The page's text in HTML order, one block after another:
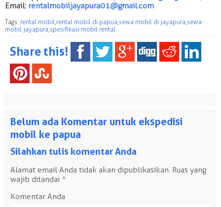
Email: rentalmobiljayapura01@gmail.com
Tags: rental mobil rental mobil di papua sewa mobil di jayapura sewa
mobil jayapura spesifikasi mobil rental
Share this!
Belum ada Komentar untuk ekspedisi
mobil ke papua
Silahkan tulis komentar Anda
Alamat email Anda tidak akan dipublikasikan. Ruas yang
wajib ditandai *
Komentar Anda